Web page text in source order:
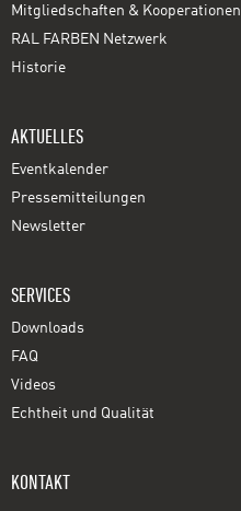
Mitgliedschaften & Kooperationen
RAL FARBEN Netzwerk
Historie
AKTUELLES
Eventkalender
Pressemitteilungen
Newsletter
SERVICES
Downloads
FAQ
Videos
Echtheit und Qualität
KONTAKT